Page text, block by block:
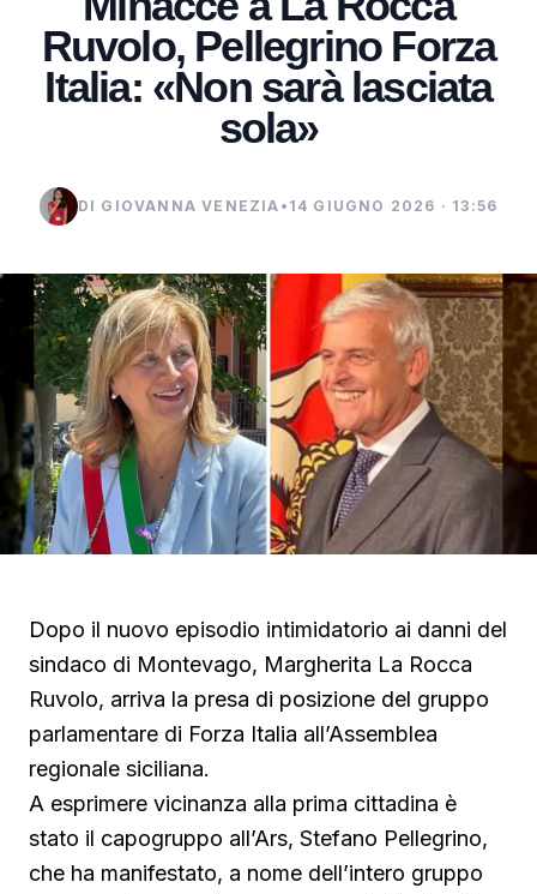
Ruvolo, Pellegrino Forza
Italia: «Non sarà lasciata
sola»
DI GIOVANNA VENEZIA • 14 GIUGNO 2026 · 13:56
Dopo il nuovo episodio intimidatorio ai danni del
sindaco di Montevago, Margherita La Rocca
Ruvolo, arriva la presa di posizione del gruppo
parlamentare di Forza Italia all’Assemblea
regionale siciliana.
A esprimere vicinanza alla prima cittadina è
stato il capogruppo all’Ars, Stefano Pellegrino,
che ha manifestato, a nome dell’intero gruppo